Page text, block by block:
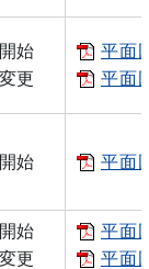
始
更
平面
平面
始 平面
始
更
平面
平面